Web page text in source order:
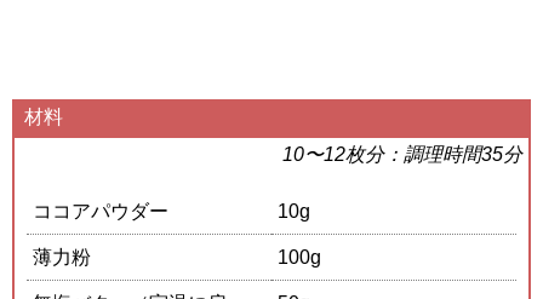
材料
10〜12枚分：調理時間35分
ココアパウダー 10g
薄力粉 100g